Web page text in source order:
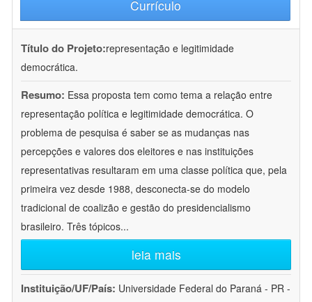
Currículo
Título do Projeto:representação e legitimidade
democrática.
Resumo: Essa proposta tem como tema a relação entre
representação política e legitimidade democrática. O
problema de pesquisa é saber se as mudanças nas
percepções e valores dos eleitores e nas instituições
representativas resultaram em uma classe política que, pela
primeira vez desde 1988, desconecta-se do modelo
tradicional de coalizão e gestão do presidencialismo
brasileiro. Três tópicos...
leia mais
Instituição/UF/País: Universidade Federal do Paraná - PR -